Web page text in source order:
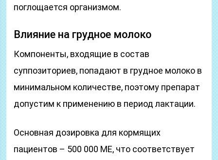
поглощается организмом.
Влияние на грудное молоко
Компоненты, входящие в состав
суппозиториев, попадают в грудное молоко в
минимальном количестве, поэтому препарат
допустим к применению в период лактации.
Основная дозировка для кормящих
пациентов – 500 000 МЕ, что соответствует